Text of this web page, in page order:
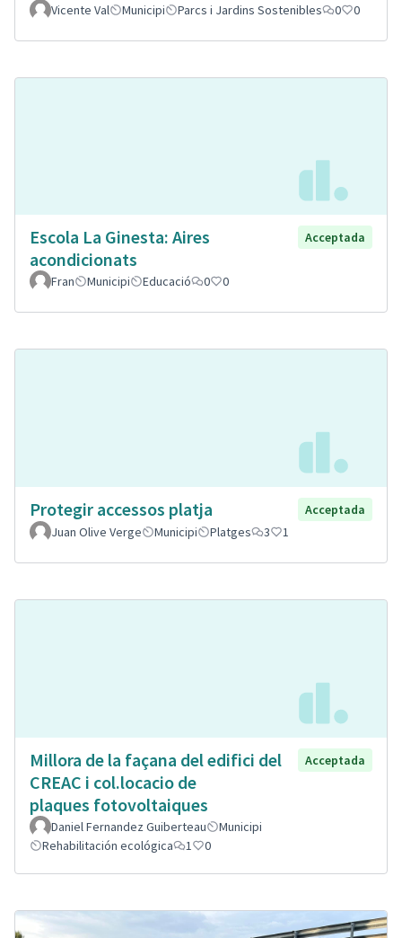
Vicente Val Municipi Parcs i Jardins Sostenibles 0 0
Escola La Ginesta: Aires
acondicionats
Acceptada
Fran Municipi Educació 0 0
Protegir accessos platja
Acceptada
Juan Olive Verge
Municipi Platges 3 1
Millora de la façana del edifici del
CREAC i col.locacio de
plaques fotovoltaiques
Acceptada
Daniel Fernandez Guiberteau
Municipi
Rehabilitación ecológica
1 0